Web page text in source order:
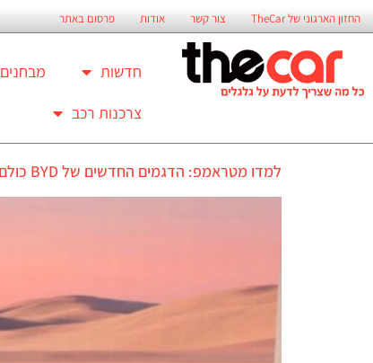
החזון הארגוני של TheCar צור קשר אודות פרסום באתר
חדשות מבחנים
צרכנות רכב
למדו מטראמפ: הדגמים החדשים של BYD כולם אדירים